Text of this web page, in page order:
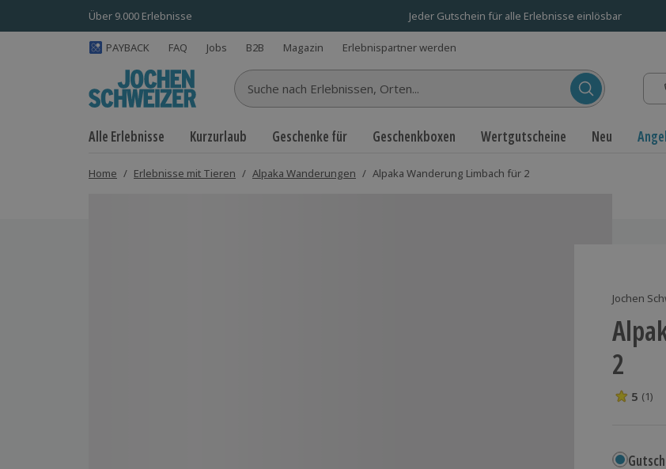
Über 9.000 Erlebnisse Jeder Gutschein für alle Erlebnisse einlösbar
PAYBACK FAQ Jobs B2B Magazin Erlebnispartner werden
Suche nach Erlebnissen...
Alle Erlebnisse Kurzurlaub Geschenke für Geschenkboxen Wertgutscheine Neu
Home / Erlebnisse mit Tieren / Alpaka Wanderungen / Alpaka Wanderung Limbach für 2
Jochen
2
5 Sterne
5 (1)